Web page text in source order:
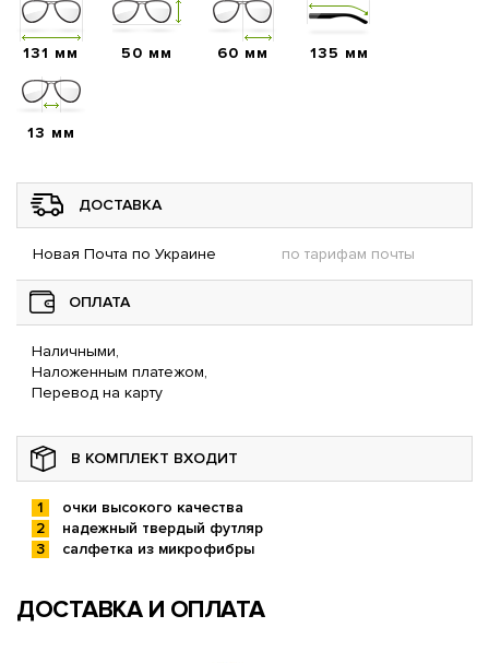
131 мм 50 мм 60 мм 135 мм
13 мм
ДОСТАВКА
Новая Почта по Украине по тарифам почты
ОПЛАТА
Наличными,
Наложенным платежом,
Перевод на карту
В КОМПЛЕКТ ВХОДИТ
очки высокого качества
надежный твердый футляр
салфетка из микрофибры
ДОСТАВКА И ОПЛАТА